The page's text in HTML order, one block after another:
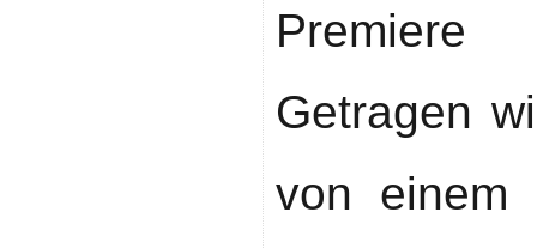
Getragen
von einem